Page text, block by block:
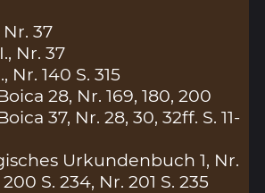
37
Nr. 37
Nr. 140 S. 315
28, Nr. 169, 180, 200
37, Nr. 28, 30, 32ff. S. 11-
Urkundenbuch 1, Nr.
S. 234, Nr. 201 S. 235